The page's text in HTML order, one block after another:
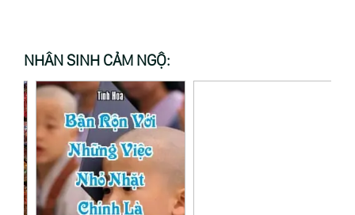
NHÂN SINH CẢM NGỘ: